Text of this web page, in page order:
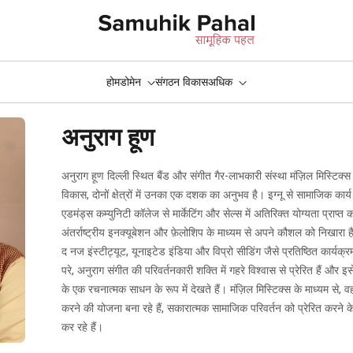
होमडोमेन
सीखने के स्थान
कोविद १ ९
संगठन विकासअधिक
अनुराग हूण
अनुराग हूण दिल्ली स्थित बैंड और संगीत गैर-लाभकारी संस्था मंज़िल
विकास, दोनों क्षेत्रों में उनका एक दशक का अनुभव है। इग्नू से सामाजिक
एडमंड्स कम्युनिटी कॉलेज से मार्केटिंग और सेल्स में अतिरिक्त योग्यता प्राप्त
अंतर्राष्ट्रीय इनक्यूबेशन और फ़ेलोशिप के माध्यम से अपने कौशल को
द नज इंस्टीट्यूट, यूनाइटेड इंडिया और विप्रो सीडिंग जैसे प्रतिष्ठित
परे, अनुराग संगीत की परिवर्तनकारी शक्ति में गहरे विश्वास से प्रेरित हैं और
के एक रचनात्मक साधन के रूप में देखते हैं। मंज़िल मिस्टिक्स के माध्यम से, वह
करने की योजना बना रहे हैं, सकारात्मक सामाजिक परिवर्तन को प्रेरित करने
कर रहे हैं।